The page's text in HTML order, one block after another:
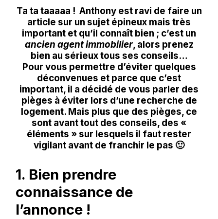
Ta ta taaaaa ! Anthony est ravi de faire un
article sur un sujet épineux mais très
important et qu’il connaît bien ; c’est un
ancien agent immobilier, alors prenez
bien au sérieux tous ses conseils…
Pour vous permettre d’éviter quelques
déconvenues et parce que c’est
important, il a décidé de vous parler des
pièges à éviter lors d’une recherche de
logement. Mais plus que des pièges, ce
sont avant tout des conseils, des «
éléments » sur lesquels il faut rester
vigilant avant de franchir le pas 🙂
1. Bien prendre
connaissance de
l’annonce !